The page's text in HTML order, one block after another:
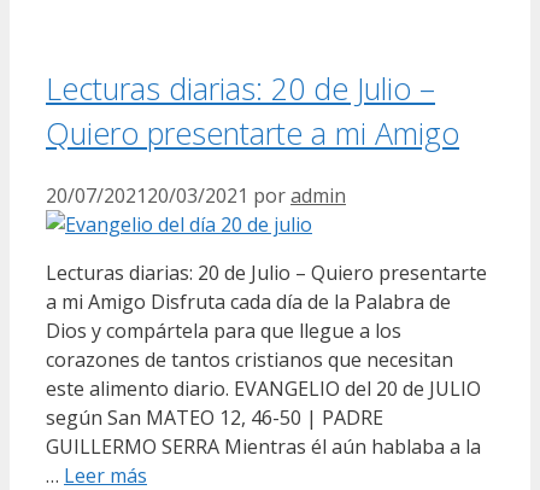
Lecturas diarias: 20 de Julio –
Quiero presentarte a mi Amigo
20/07/202120/03/2021 poradmin
Lecturas diarias: 20 de Julio – Quiero presentarte
a mi Amigo Disfruta cada día de la Palabra de
Dios y compártela para que llegue a los
corazones de tantos cristianos que necesitan
este alimento diario. EVANGELIO del 20 de JULIO
según San MATEO 12, 46-50 | PADRE
GUILLERMO SERRA Mientras él aún hablaba a la
… Leer más